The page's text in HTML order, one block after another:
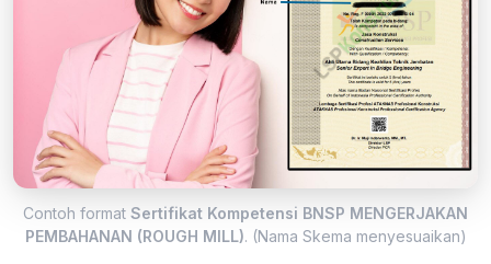
Contoh format Sertifikat Kompetensi BNSP MENGERJAKAN
PEMBAHANAN (ROUGH MILL). (Nama Skema menyesuaikan)